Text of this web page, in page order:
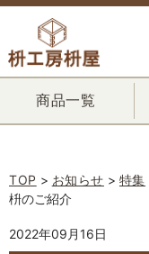
商品一覧
TOP > お知らせ > 特集
枡のご紹介
2022年09月16日